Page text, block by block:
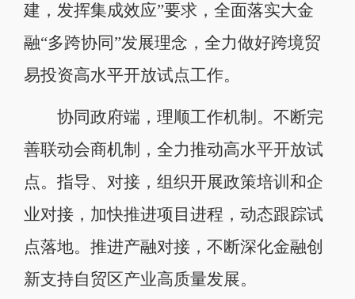
建，发挥集成效应”要求，全面落实大金
融“多跨协同”发展理念，全力做好跨境贸
易投资高水平开放试点工作。
协同政府端，理顺工作机制。不断完
善联动会商机制，全力推动高水平开放试
点。指导、对接，组织开展政策培训和企
业对接，加快推进项目进程，动态跟踪试
点落地。推进产融对接，不断深化金融创
新支持自贸区产业高质量发展。